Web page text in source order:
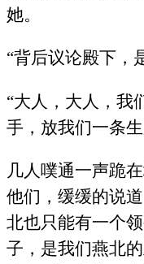
她。
“背后议论殿下，
“大人，大人，我
手，放我们一条
几人噗通一声跪
他们，缓缓的说
北也只能有一个
子，是我们燕北